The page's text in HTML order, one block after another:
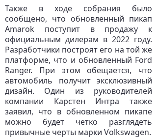
Также в ходе собрания было
сообщено, что обновленный пикап
Amarok поступит в продажу к
официальным дилерам в 2022 году.
Разработчики построят его на той же
платформе, что и обновленный Ford
Ranger. При этом обещается, что
автомобиль получит эксклюзивный
дизайн. Один из руководителей
компании Карстен Интра также
заявил, что в обновленном пикапе
можно будет четко разглядеть
привычные черты марки Volkswagen.